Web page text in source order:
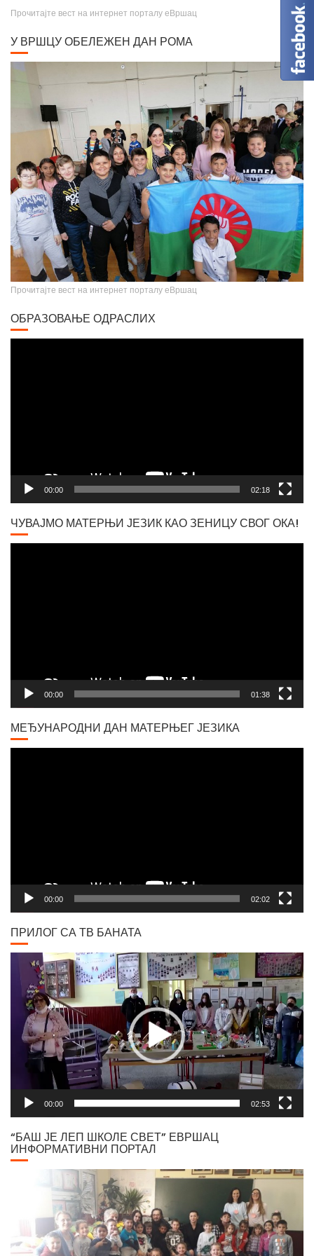
Крунисање цара Душана
Прочитајте вест на интернет порталу еВршац
У ВРШЦУ ОБЕЛЕЖЕН ДАН РОМА
Прочитајте вест на интернет порталу еВршац
ОБРАЗОВАЊЕ ОДРАСЛИХ
00:00 02:18
ЧУВАЈМО МАТЕРЊИ ЈЕЗИК КАО ЗЕНИЦУ СВОГ ОКА!
00:00 01:38
МЕЂУНАРОДНИ ДАН МАТЕРЊЕГ ЈЕЗИКА
00:00 02:02
ПРИЛОГ СА ТВ БАНАТА
Video
00:00 02:53
“БАШ ЈЕ ЛЕП ШКОЛЕ СВЕТ” ЕВРШАЦ
ИНФОРМАТИВНИ ПОРТАЛ